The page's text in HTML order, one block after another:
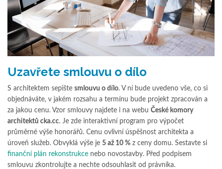
Uzavřete smlouvu o dílo
S architektem sepište smlouvu o dílo. V ní bude uvedeno vše, co si
objednáváte, v jakém rozsahu a termínu bude projekt zpracován a
za jakou cenu. Vzor smlouvy najdete i na webu České komory
architektů cka.cc. Je zde interaktivní program pro výpočet
průměrné výše honorářů. Cenu ovlivní úspěšnost architekta a
úroveň služeb. Obvyklá výše je 5 až 10 % z ceny domu. Sestavte si
finanční plán rekonstrukce nebo novostavby. Před podpisem
smlouvu zkontrolujte a nechte odsouhlasit od právníka.